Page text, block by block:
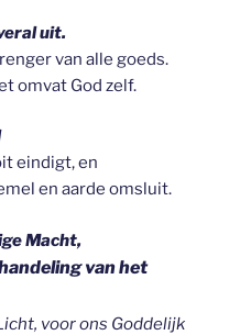
uit.
van alle goeds.
omvat God zelf.
eindigt, en
en aarde omsluit.
Macht,
van het
voor ons Goddelijk